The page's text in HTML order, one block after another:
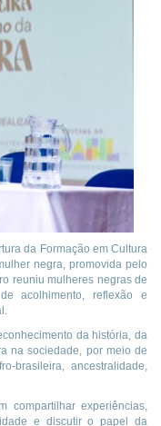
da Formação em Cultura
negra, promovida pelo
reuniu mulheres negras de
acolhimento, reflexão e
da história, da
na sociedade, por meio de
brasileira, ancestralidade,
compartilhar experiências,
e discutir o papel da